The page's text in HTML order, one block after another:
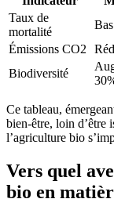
Taux de
mortalité
Émissions CO2
Biodiversité
Ce tableau,
bien-être, loin d’être
l’agriculture bio
Vers quel
bio en